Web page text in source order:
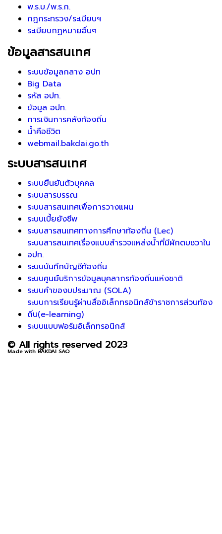
พ.ร.บ./พ.ร.ก.
กฎกระทรวง/ระเบียบฯ
ระเบียบกฏหมายอื่นๆ
ข้อมูลสารสนเทศ
ระบบข้อมูลกลาง อปท
Big Data
รหัส อปท.
ข้อมูล อปท.
การเงินการคลังท้องถิ่น
น้ำคือชีวิต
webmail.bakdai.go.th
ระบบสารสนเทศ
ระบบยืนยันตัวบุคคล
ระบบสารบรรณ
ระบบสารสนเทศเพื่อการวางแผน
ระบบเบี้ยยังชีพ
ระบบสารสนเทศทางการศึกษาท้องถิ่น (Lec)
ระบบสารสนเทศเรื่องแบบสำรวจแหล่งน้ำที่มีผักตบชวาใน
อปท.
ระบบบันทึกบัญชีท้องถิ่น
ระบบศูนย์บริการข้อมูลบุคลากรท้องถิ่นแห่งชาติ
ระบบคำของบประมาณ (SOLA)
ระบบการเรียนรู้ผ่านสื่ออิเล็กทรอนิกส์ข้าราชการส่วนท้อง
ถิ่น(e-learning)
ระบบแบบฟอร์มอิเล็กทรอนิกส์
© All rights reserved 2023
Made with BAKDAI SAO